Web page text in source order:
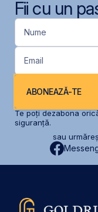
Fii cu un
Nume
Email
ABONEAZĂ-TE
Te poți dezabona
siguranță.
sau